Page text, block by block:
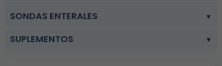
SONDAS ENTERALES
SUPLEMENTOS